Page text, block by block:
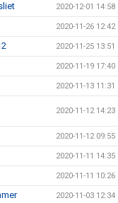
2020-12-01 14:58
2020-11-26 12:42
2020-11-25 13:51
2020-11-19 17:40
2020-11-13 11:31
2020-11-12 14:23
2020-11-12 09:55
2020-11-11 14:35
2020-11-11 10:26
2020-11-03 12:34